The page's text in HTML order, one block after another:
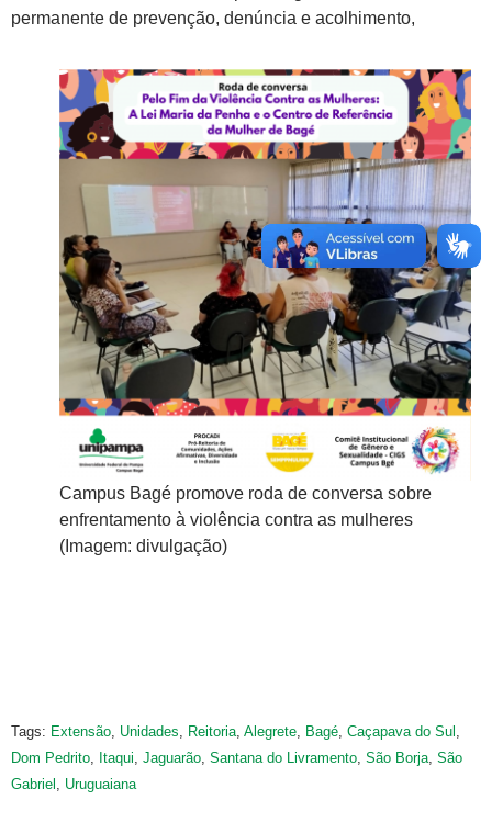
permanente de prevenção, denúncia e acolhimento,
Campus Bagé promove roda de conversa sobre
enfrentamento à violência contra as mulheres
(Imagem: divulgação)
Tags: Extensão, Unidades, Reitoria, Alegrete, Bagé, Caçapava do Sul ,
Dom Pedrito, Itaqui, Jaguarão, Santana do Livramento, São Borja, São
Gabriel , Uruguaiana